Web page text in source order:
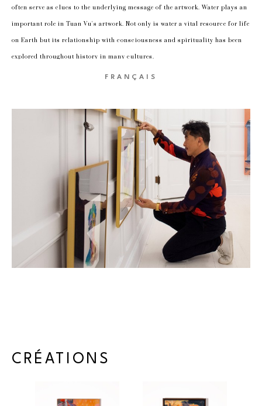
often serve as clues to the underlying message of the artwork. Water plays an
important role in Tuan Vu's artwork. Not only is water a vital resource for life
on Earth but its relationship with consciousness and spirituality has been
explored throughout history in many cultures.
who encounter it. His thought-provoking creations serve as a reminder of the
importance of engaging with the world around us, providing a source of
inspiration and hope in the midst of chaos and uncertainty.
Tuan Vu évite délibérément de rechercher la forme idéale,
reconnaissant que la spontanéité de ses gestes et les
maladresses apparentes qu'il commet conduisent souvent à
la création de quelque chose d'unique et d'extraordinaire.
Son œuvre est une projection de ses pensées, de son état
d'esprit et de son subconscient, prenant une vie propre alors
Tuan Vu utilise une palette de couleurs riches pour créer des
spectateur à explorer différentes couches de sens, reflétant
FRANÇAIS
CRÉATIONS